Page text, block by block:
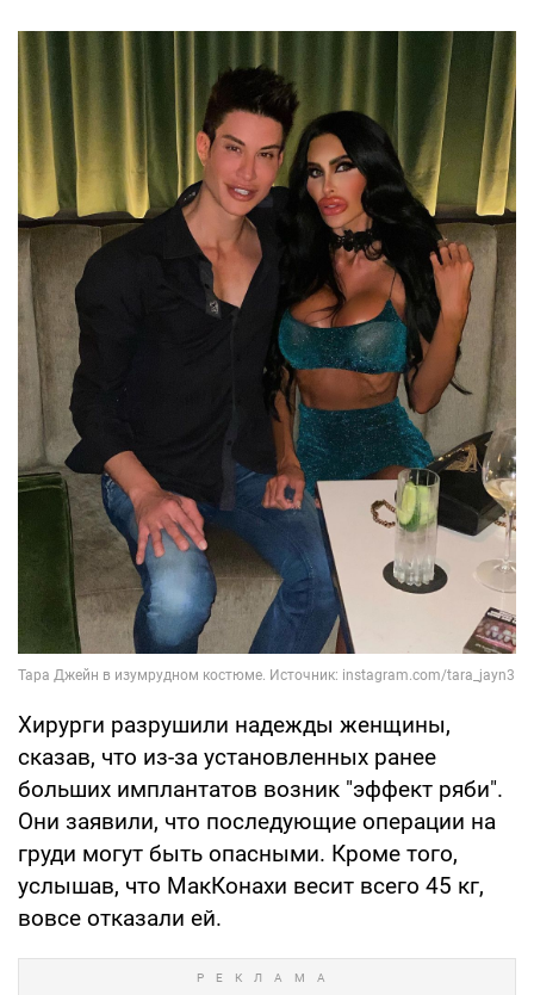
Хирурги разрушили надежды женщины,
сказав, что из-за установленных ранее
больших имплантатов возник "эффект ряби".
Они заявили, что последующие операции на
груди могут быть опасными. Кроме того,
услышав, что МакКонахи весит всего 45 кг,
вовсе отказали ей.